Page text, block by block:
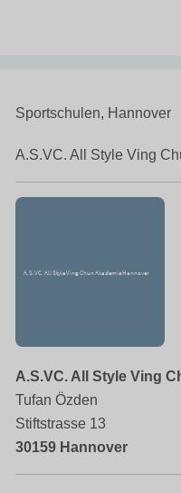
Sportschulen, Hannover
A.S.VC. All Style Ving
A.S.VC. All Style Ving
Tufan Özden
Stiftstrasse 13
30159 Hannover